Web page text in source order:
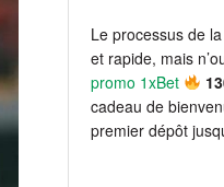
Le processus de la
et rapide, mais
promo 1xBet
cadeau de
premier dépôt